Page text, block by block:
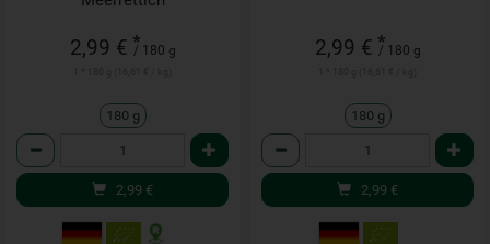
2,99 € *
/ 180 g
180 g
Anzahl
2,99 €
2,99 € *
/ 180 g
180 g
Anzahl
2,99 €